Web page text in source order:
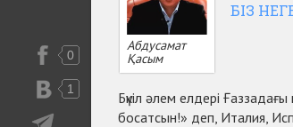
Абдусамат
Қасым
БІЗ
Бүкіл әлем елдері
босатсын!» деп, Италия,
0
1